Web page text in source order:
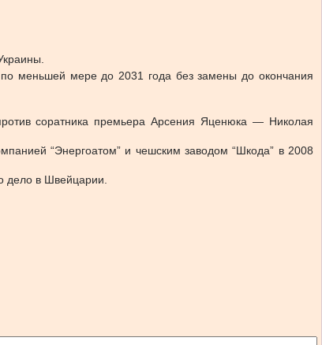
меньшей мере до 2031 года без замены до окончания
соратника премьера Арсения Яценюка — Николая
“Энергоатом” и чешским заводом “Шкода” в 2008
дело в Швейцарии.